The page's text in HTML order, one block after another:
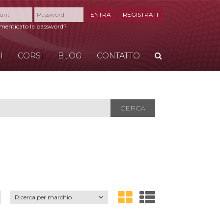
la password?
ENTRA REGISTRATI
CORSI BLOG CONTATTO
CERCA
Ricerca per marchio